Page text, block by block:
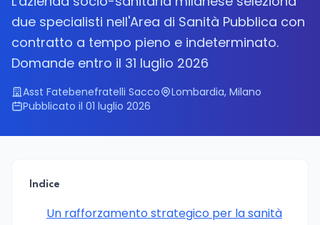
due specialisti nell'Area di Sanità Pubblica con
contratto a tempo pieno e indeterminato.
Domande entro il 31 luglio 2026
Asst Fatebenefratelli Sacco
Lombardia, Milano
Pubblicato il 01 luglio 2026
Indice
Un rafforzamento strategico per la sanità